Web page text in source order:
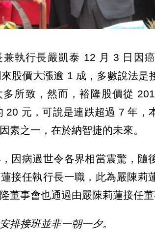
兼執行長嚴凱泰 12 月 3 日因
股價大漲逾 1 成，多數說法是
多所致，然而，裕隆股價從
20 元，可說是連跌超過 7 年，
素之一，在於納智捷的未來。
因病過世令各界相當震驚，隨
接任執行長一職，此為嚴陳莉
董事會也通過由嚴陳莉蓮接任董
排接班並非一朝一夕。